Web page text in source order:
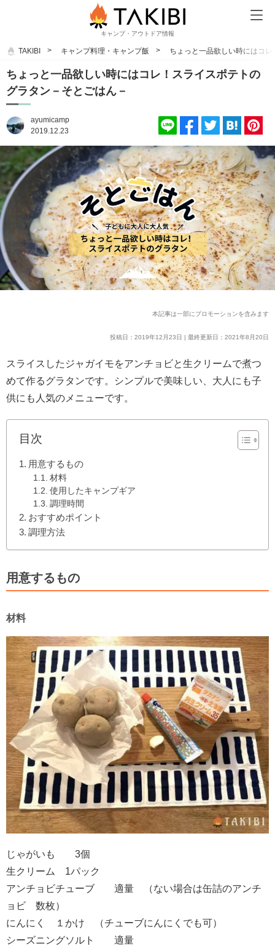
キャンプ・アウトドア情報
TAKIBI キャンプ料理・キャンプ飯 ちょっと一品欲しい時にはコ
ちょっと一品欲しい時にはコレ！スライスポテトの
グラタン－そとごはん－
ayumicamp
2019.12.23
本記事は一部にプロモーションを含みます
投稿日：2019年12月23日 | 最終更新日：2021年8月20日
スライスしたジャガイモをアンチョビと生クリームで煮つ
めて作るグラタンです。シンプルで美味しい、大人にも子
供にも人気のメニューです。
目次
用意するもの
材料
使用したキャンプギア
調理時間
おすすめポイント
調理方法
用意するもの
材料
じゃがいも 3個
生クリーム 1パック
アンチョビチューブ 適量 （ない場合は缶詰のアンチ
ョビ 数枚）
にんにく １かけ （チューブにんにくでも可）
シーズニングソルト 適量